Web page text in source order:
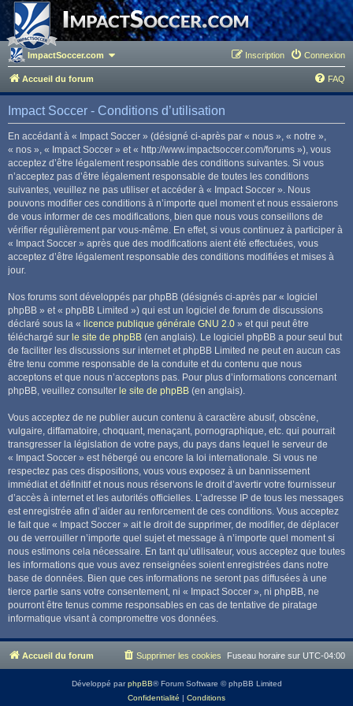
ImpactSoccer.com Connexion
Inscription
Accueil du forum FAQ
Impact Soccer - Conditions d’utilisation
En accédant à « Impact Soccer » (désigné ci-après par « nous », « notre »,
« nos », « Impact Soccer » et « http://www.impactsoccer.com/forums »), vous
acceptez d’être légalement responsable des conditions suivantes. Si vous
n’acceptez pas d’être légalement responsable de toutes les conditions
suivantes, veuillez ne pas utiliser et accéder à « Impact Soccer ». Nous
pouvons modifier ces conditions à n’importe quel moment et nous essaierons
de vous informer de ces modifications, bien que nous vous conseillons de
vérifier régulièrement par vous-même. En effet, si vous continuez à participer à
« Impact Soccer » après que des modifications aient été effectuées, vous
acceptez d’être légalement responsable des conditions modifiées et mises à
jour.
Nos forums sont développés par phpBB (désignés ci-après par « logiciel
phpBB » et « phpBB Limited ») qui est un logiciel de forum de discussions
déclaré sous la « licence publique générale GNU 2.0 » et qui peut être
téléchargé sur le site de phpBB (en anglais). Le logiciel phpBB a pour seul but
de faciliter les discussions sur internet et phpBB Limited ne peut en aucun cas
être tenu comme responsable de la conduite et du contenu que nous
acceptons et que nous n’acceptons pas. Pour plus d’informations concernant
phpBB, veuillez consulter le site de phpBB (en anglais).
Vous acceptez de ne publier aucun contenu à caractère abusif, obscène,
vulgaire, diffamatoire, choquant, menaçant, pornographique, etc. qui pourrait
transgresser la législation de votre pays, du pays dans lequel le serveur de
« Impact Soccer » est hébergé ou encore la loi internationale. Si vous ne
respectez pas ces dispositions, vous vous exposez à un bannissement
immédiat et définitif et nous nous réservons le droit d’avertir votre fournisseur
d’accès à internet et les autorités officielles. L’adresse IP de tous les messages
est enregistrée afin d’aider au renforcement de ces conditions. Vous acceptez
le fait que « Impact Soccer » ait le droit de supprimer, de modifier, de déplacer
ou de verrouiller n’importe quel sujet et message à n’importe quel moment si
nous estimons cela nécessaire. En tant qu’utilisateur, vous acceptez que toutes
les informations que vous avez renseignées soient enregistrées dans notre
base de données. Bien que ces informations ne seront pas diffusées à une
tierce partie sans votre consentement, ni « Impact Soccer », ni phpBB, ne
pourront être tenus comme responsables en cas de tentative de piratage
informatique visant à compromettre vos données.
Accueil du forum Fuseau horaire sur UTC-04:00
Supprimer les cookies
Développé parphpBB® Forum Software © phpBB Limited
Confidentialité | Conditions